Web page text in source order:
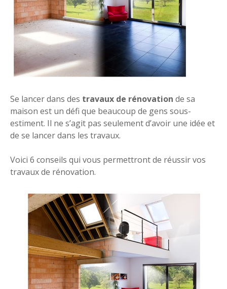
Se lancer dans des travaux de rénovation de sa
maison est un défi que beaucoup de gens sous-
estiment. Il ne s’agit pas seulement d’avoir une idée et
de se lancer dans les travaux.
Voici 6 conseils qui vous permettront de réussir vos
travaux de rénovation.